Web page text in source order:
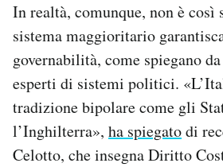
In realtà, comunque, non è così
sistema maggioritario
governabilità, come spiegano
esperti di sistemi politici.
tradizione bipolare come gli
l’Inghilterra», ha spiegatodi
Celotto, che insegna Diritto